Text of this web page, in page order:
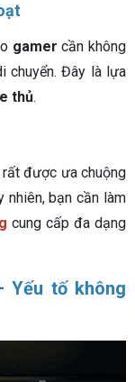
gamer cần không
chuyển. Đây là lựa
thủ.
rất được ưa chuộng
nhiên, bạn cần làm
cung cấp đa dạng
Yếu tố không